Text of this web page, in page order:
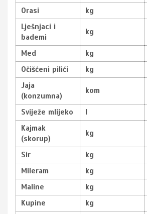
Orasi
kg
Lješnjaci i
bademi
kg
Med kg
Očišćeni pilići
kg
Jaja
(konzumna)
kom
Sviježe mlijeko l
Kajmak
(skorup)
kg
Sir kg
Mileram
kg
Maline
kg
Kupine
kg